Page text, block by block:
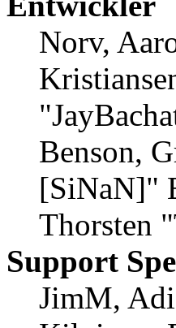
Norv,
Benson,
[SiNaN]"
Thorsten
Support
JimM,